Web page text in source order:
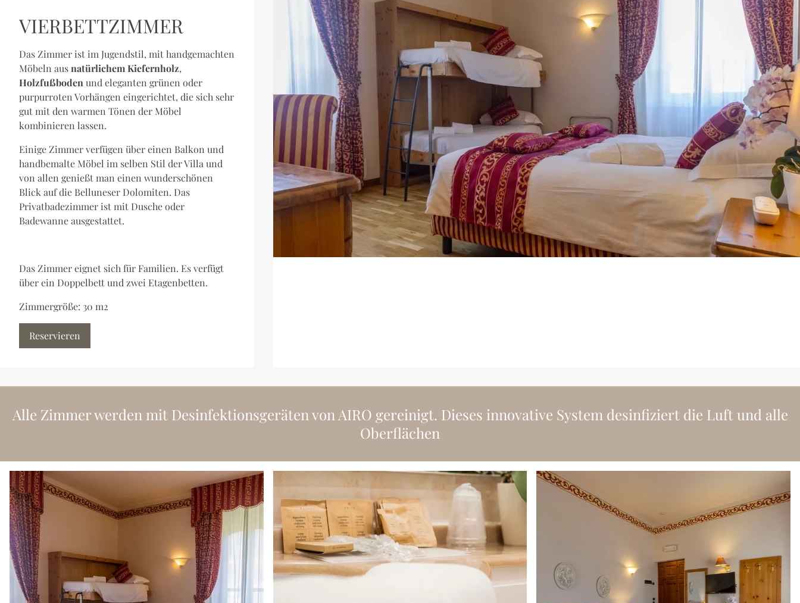
VIERBETTZIMMER
Das Zimmer ist im Jugendstil, mit handgemachten
Möbeln ausnatürlichem Kiefernholz,
Holzfußboden und eleganten grünen oder
purpurroten Vorhängen eingerichtet, die sich sehr
gut mit den warmen Tönen der Möbel
kombinieren lassen.
Einige Zimmer verfügen über einen Balkon und
handbemalte Möbel im selben Stil der Villa und
von allen genießt man einen wunderschönen
Blick auf die Belluneser Dolomiten. Das
Privatbadezimmer ist mit Dusche oder
Badewanne ausgestattet.
Das Zimmer eignet sich für Familien. Es verfügt
über ein Doppelbett und zwei Etagenbetten.
Zimmergröße: 30 m2
Reservieren
Alle Zimmer werden mit Desinfektionsgeräten von AIRO gereinigt. Dieses innovative System desinfiziert die Luft und alle
Oberflächen